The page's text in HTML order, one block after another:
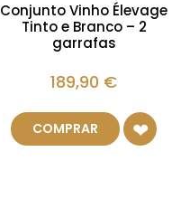
Conjunto Vinho Élevage
Tinto e Branco – 2
garrafas
189,90 €
COMPRAR